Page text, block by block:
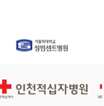
천적십자병원